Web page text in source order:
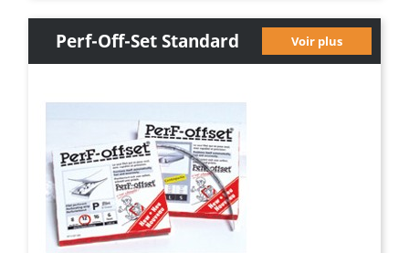
Perf-Off-Set Standard Voir plus